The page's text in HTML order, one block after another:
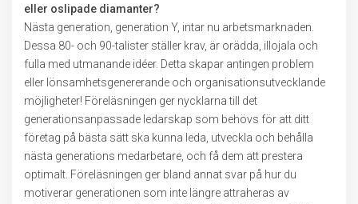
eller oslipade diamanter?
Nästa generation, generation Y, intar nu arbetsmarknaden.
Dessa 80- och 90-talister ställer krav, är orädda, illojala och
fulla med utmanande idéer. Detta skapar antingen problem
eller lönsamhetsgenererande och organisationsutvecklande
möjligheter! Föreläsningen ger nycklarna till det
generationsanpassade ledarskap som behövs för att ditt
företag på bästa sätt ska kunna leda, utveckla och behålla
nästa generations medarbetare, och få dem att prestera
optimalt. Föreläsningen ger bland annat svar på hur du
motiverar generationen som inte längre attraheras av